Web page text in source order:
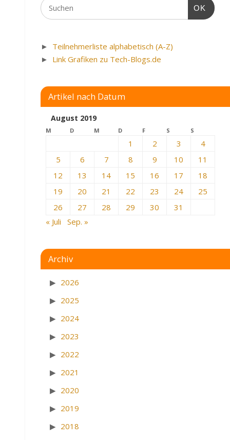
OK
► Teilnehmerliste alphabetisch (A-Z)
► Link Grafiken zu Tech-Blogs.de
Artikel nach Datum
August 2019
M D M D F S S
1 2 3
4
5
6 7 8 9 10
11
12
13 14 15 16 17
18
19
20 21 22 23 24
25
26
27 28 29 30
31
« Juli
Sep. »
Archiv
2026
2025
2024
2023
2022
2021
2020
2019
2018